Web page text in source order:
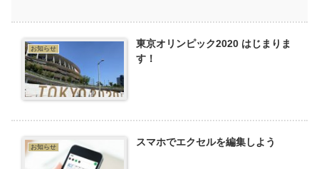
お知らせ
東京オリンピック2020 はじまりま
す！
お知らせ スマホでエクセルを編集しよう